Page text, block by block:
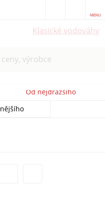
MENU
Klasické vodováhy
výrobce
Od nejdražšího